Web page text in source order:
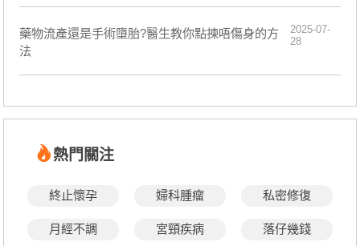
藥物流產還是手術墮胎?醫生教你點揀唔傷身的方
法
2025-07-
28
熱門關注
終止懷孕 婦科腫瘤 私密修復
月經不調 宮頸疾病 落仔幾錢